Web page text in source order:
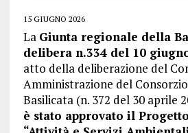
15 GIUGNO 2026
La Giunta regionale della
delibera n.334 del 10
atto della deliberazione del
Amministrazione del
Basilicata (n. 372 del 30 aprile
è stato approvato il